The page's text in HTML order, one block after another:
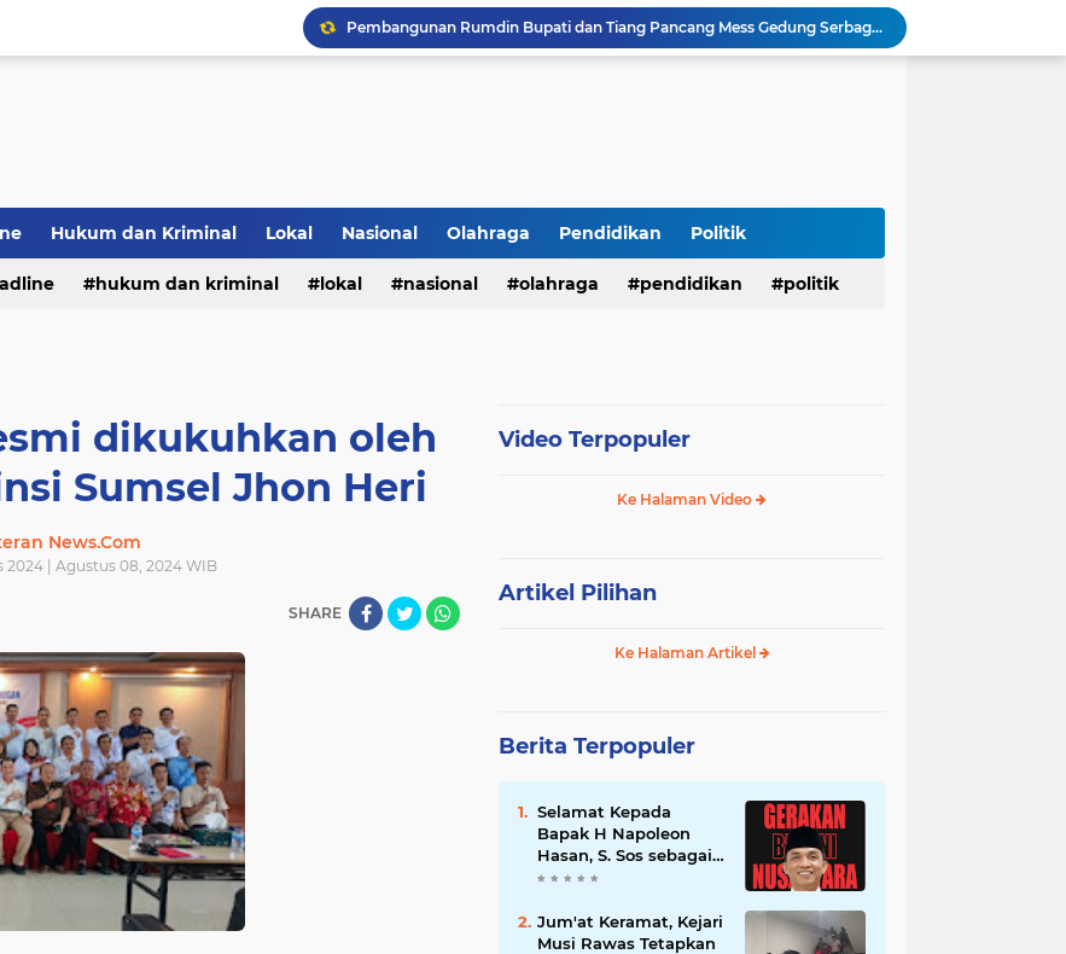
PWI Jambi Apresiasi Pemkab Merangin Gelar Bimtek Pers
Bupati Panca Hadiri Pelantikan Pengurus PWI OI.
Selamar Hut RI Ke 81
Ditreskrimum Polda Sumbar Lampaui Target, Operasi Pekat dan Sikat Singgalang 2026 Catat Hasil Maksimal
Hukum dan Kriminal Lokal Nasional Olahraga Pendidikan Politik
hukum dan kriminal lokal nasional olahraga pendidikan politik
dikukuhkan oleh
Sumsel Jhon Heri
News.Com
2024 | Agustus 08, 2024 WIB
SHARE
Video Terpopuler
Ke Halaman Video
Artikel Pilihan
Ke Halaman Artikel
Berita Terpopuler
Selamat Kepada
Bapak H Napoleon
Hasan, S. Sos sebagai
Ketua DPD G. BRAN
Jum'at Keramat, Kejari
Musi Rawas Tetapkan